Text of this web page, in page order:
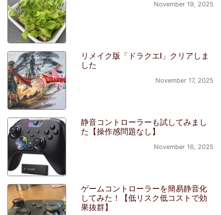
November 19, 2025
リメイク版「ドラクエI」クリアしま
した
November 17, 2025
静音コントローラーも試してみまし
た【操作感問題なし】
November 16, 2025
ゲームコントローラーを簡易静音化
してみた！【低リスク低コストで効
果抜群】